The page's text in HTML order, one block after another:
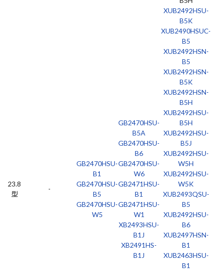
23.8
型
-
GB2470HSU-
B1
GB2470HSU-
B5
GB2470HSU-
W5
GB2470HSU-
B5A
GB2470HSU-
B6
GB2470HSU-
W6
GB2471HSU-
B1
GB2471HSU-
W1
XB2493HSU-
B1J
XB2491HS-
B1J
XUB2492HSU-
B5K
XUB2490HSUC-
B5
XUB2492HSN-
B5
XUB2492HSN-
B5K
XUB2492HSN-
B5H
XUB2492HSU-
B5H
XUB2492HSU-
B5J
XUB2492HSU-
W5H
XUB2492HSU-
W5K
XUB2493QSU-
B5
XUB2492HSU-
B6
XUB2497HSN-
B1
XUB2463HSU-
B1